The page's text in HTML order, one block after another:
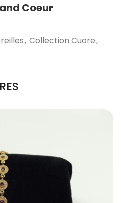
Coeur
, Collection Cuore,